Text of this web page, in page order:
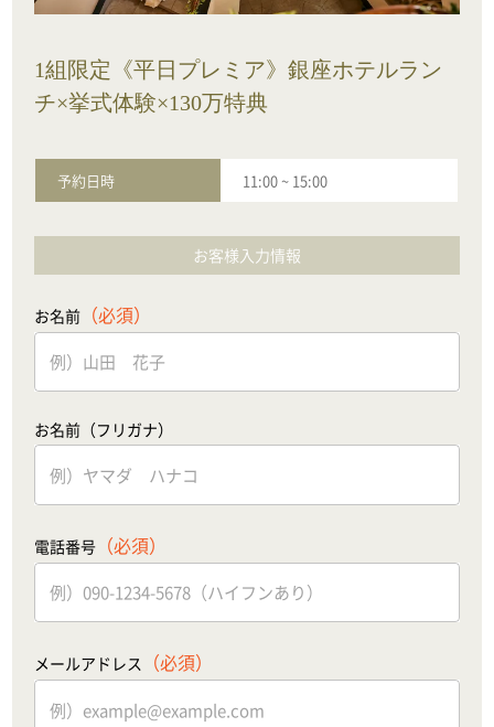
1組限定《平日プレミア》銀座ホテルラン
チ×挙式体験×130万特典
予約日時 11:00~ 15:00
お客様入力情報
お名前 （必須）
お名前（フリガナ）
電話番号 （必須）
メールアドレス （必須）